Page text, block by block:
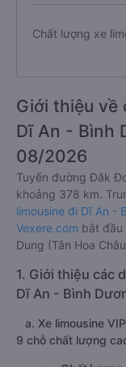
Chất lượng xe
Giới thiệu về
Dĩ An - Bình
08/2026
Tuyến đường Đăk
khoảng 378 km.
limousine đi Dĩ An -
Vexere.com bắt đầu
Dung (Tân Hoa
1. Giới thiệu các
Dĩ An - Bình
a. Xe limousine
9 chỗ chất lượng